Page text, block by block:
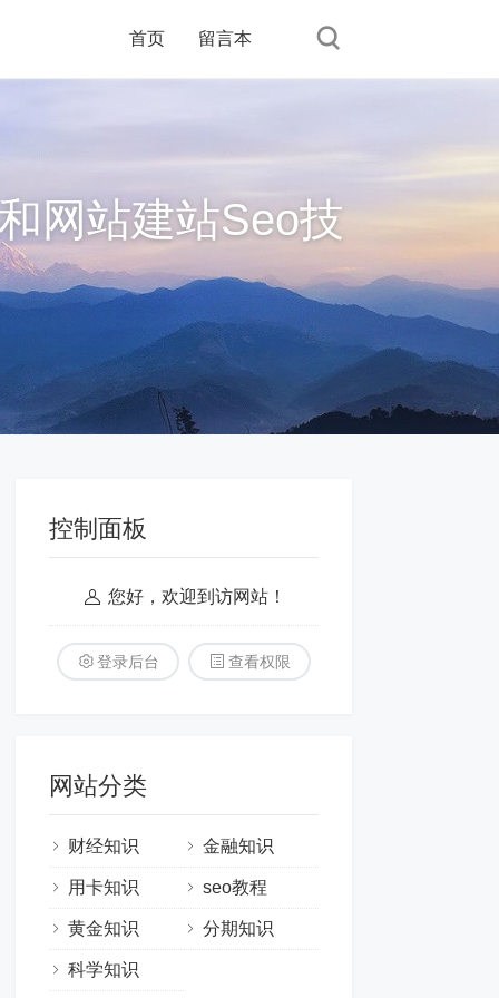
首页 留言本
网站建站Seo技
控制面板
您好，欢迎到访网站！
登录后台 查看权限
网站分类
财经知识 金融知识
用卡知识 seo教程
黄金知识 分期知识
科学知识